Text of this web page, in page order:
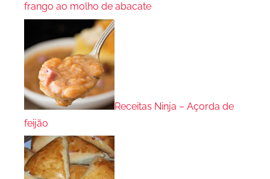
frango ao molho de abacate
Receitas Ninja – Açorda de
feijão